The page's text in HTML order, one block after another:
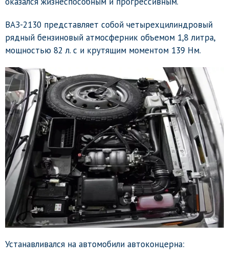
ВАЗ-2130 представляет собой четырехцилиндровый
рядный бензиновый атмосферник объемом 1,8 литра,
мощностью 82 л. с и крутящим моментом 139 Нм.
Устанавливался на автомобили автоконцерна: